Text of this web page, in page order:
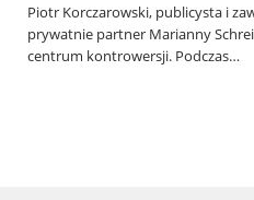
Piotr Korczarowski, publicysta i
prywatnie partner Marianny
centrum kontrowersji. Podczas…